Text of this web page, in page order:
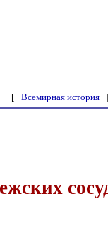
[ Всемирная история